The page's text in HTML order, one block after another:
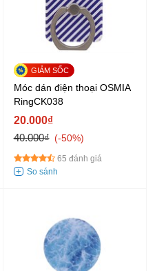
Móc dán điện thoại OSMIA
RingCK038
20.000₫
40.000₫
-50%
65 đánh giá